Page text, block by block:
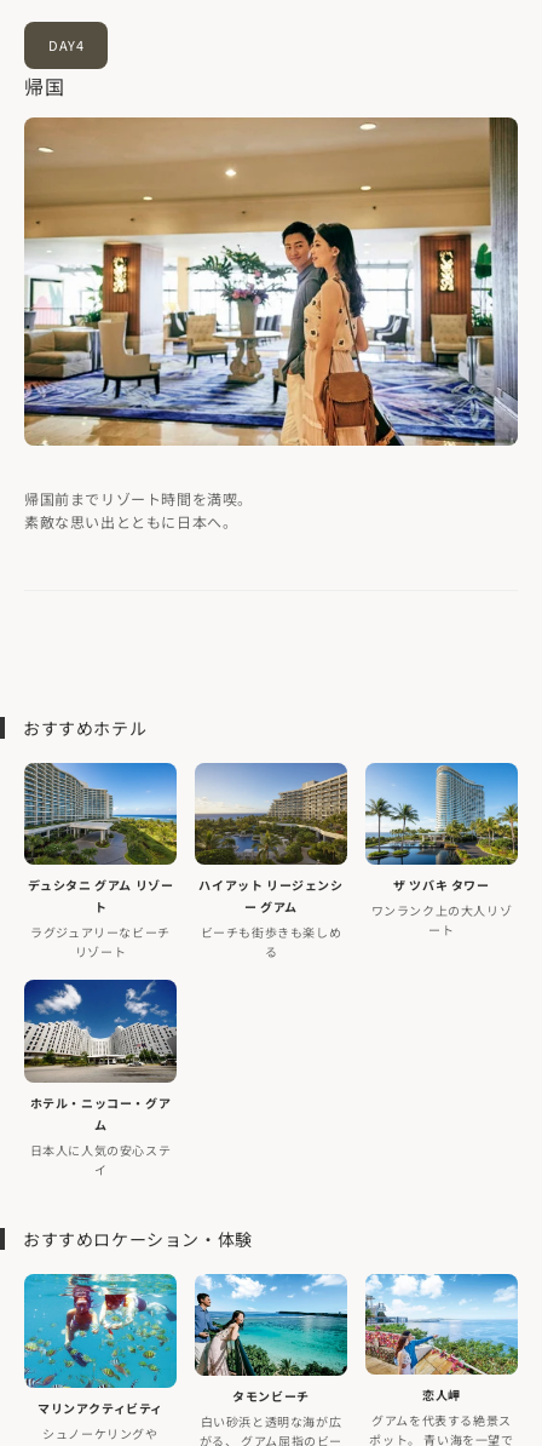
DAY4
帰国
帰国前までリゾート時間を満喫。
素敵な思い出とともに日本へ。
おすすめホテル
デュシタニ グアム リゾー
ト
ラグジュアリーなビーチ
リゾート
ハイアット リージェンシ
ー グアム
ビーチも街歩きも楽しめ
る
ザ ツバキ タワー
ワンランク上の大人リゾ
ート
ホテル・ニッコー・グア
ム
日本人に人気の安心ステ
イ
おすすめロケーション・体験
マリンアクティビティ
シュノーケリングや
タモンビーチ
白い砂浜と透明な海が広
がる、 グアム屈指のビー
恋人岬
グアムを代表する絶景ス
ポット。 青い海を一望で